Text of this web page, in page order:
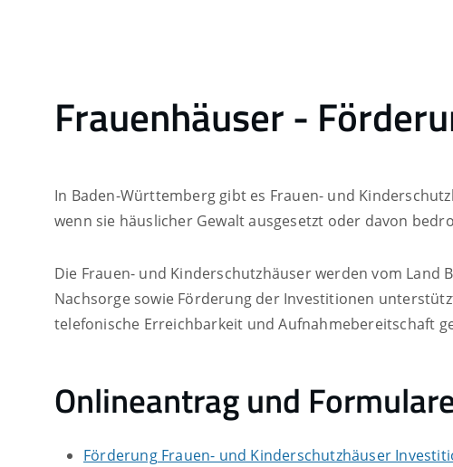
Frauenhäuser -
In Baden-Württemberg gibt es Frauen- und
wenn sie häuslicher Gewalt ausgesetzt oder davon
Die Frauen- und Kinderschutzhäuser werden vom
Nachsorge sowie Förderung der Investitionen
telefonische Erreichbarkeit und Aufnahmebereitschaft
Onlineantrag und
Förderung Frauen- und Kinderschutzhäuser